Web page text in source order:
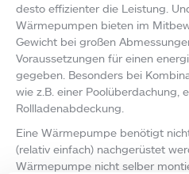
desto effizienter die Leistung.
Wärmepumpen bieten im
Gewicht bei großen
Voraussetzungen für einen
gegeben. Besonders bei
wie z.B. einer Poolüberdachung,
Rollladenabdeckung.
Eine Wärmepumpe benötigt
(relativ einfach) nachgerüstet
Wärmepumpe nicht selber